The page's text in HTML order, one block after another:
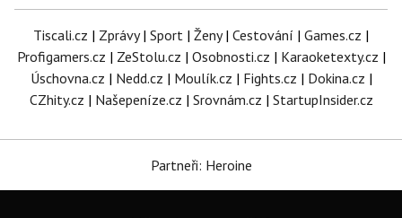
Tiscali.cz | Zprávy| Sport | Ženy| Cestování | Games.cz |
Profigamers.cz | ZeStolu.cz | Osobnosti.cz | Karaoketexty.cz |
Úschovna.cz | Nedd.cz | Moulík.cz | Fights.cz | Dokina.cz |
CZhity.cz | Našepeníze.cz | Srovnám.cz | StartupInsider.cz
Partneři: Heroine